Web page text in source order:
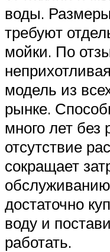
воды.
требуют
мойки. По
модель из
рынке.
много лет без
отсутствие
сокращает
достаточно
воду и
работать.